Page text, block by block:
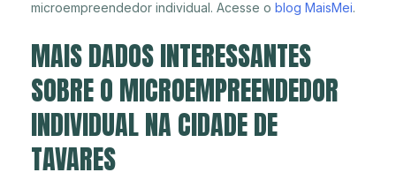
microempreendedor individual. Acesse o blog MaisMei.
MAIS DADOS INTERESSANTES
SOBRE O MICROEMPREENDEDOR
INDIVIDUAL NA CIDADE DE
TAVARES